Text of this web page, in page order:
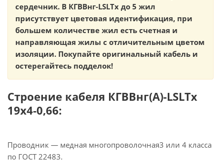
сердечник. В КГВВнг-LSLTx до 5 жил
присутствует цветовая идентификация, при
большем количестве жил есть счетная и
направляющая жилы с отличительным цветом
изоляции. Покупайте оригинальный кабель и
остерегайтесь подделок!
Строение кабеля КГВВнг(А)-LSLTx
19х4-0,66:
Проводник — медная многопроволочная3 или 4 класса
по ГОСТ 22483.